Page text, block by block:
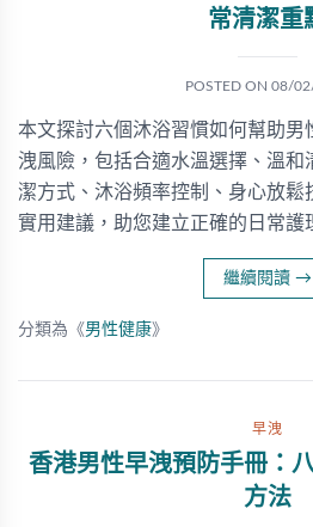
常清潔重
POSTED ON 08/
本文探討六個沐浴習慣如何幫助男
洩風險，包括合適水溫選擇、溫和
潔方式、沐浴頻率控制、身心放鬆
實用建議，助您建立正確的日常護
繼續閱讀 →
分類為《男性健康》
早洩
香港男性早洩預防手冊：
方法